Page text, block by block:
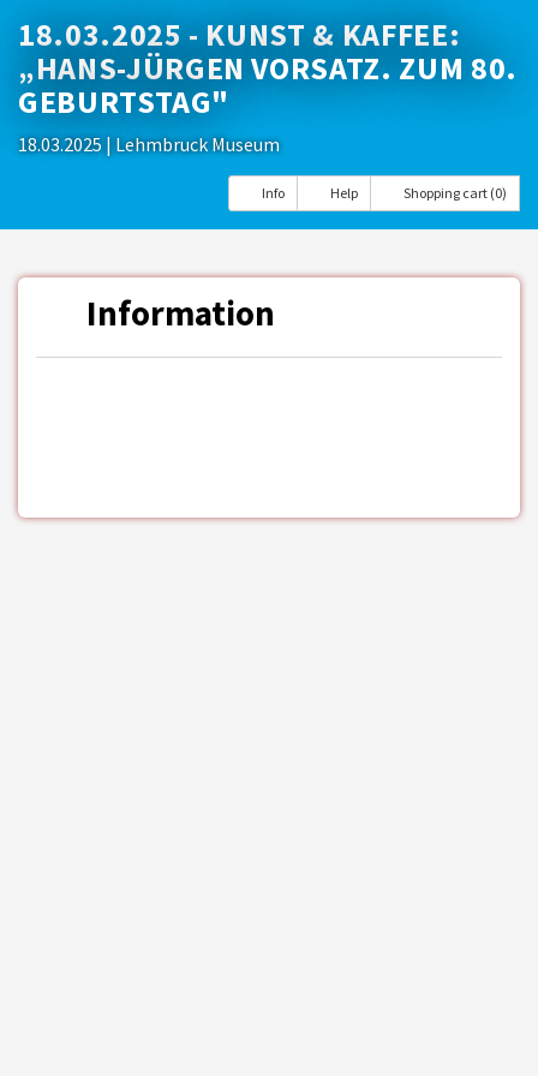
18.03.2025 - KUNST & KAFFEE:
„HANS-JÜRGEN VORSATZ. ZUM 80.
GEBURTSTAG"
18.03.2025 | Lehmbruck Museum
Info Help Shopping cart (0)
Information